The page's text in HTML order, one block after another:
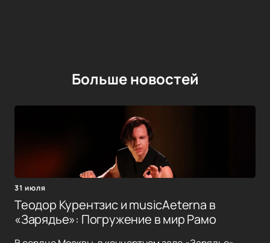
Больше новостей
31 июля
Теодор Курентзис и musicAeterna в
«Зарядье»: Погружение в мир Рамо